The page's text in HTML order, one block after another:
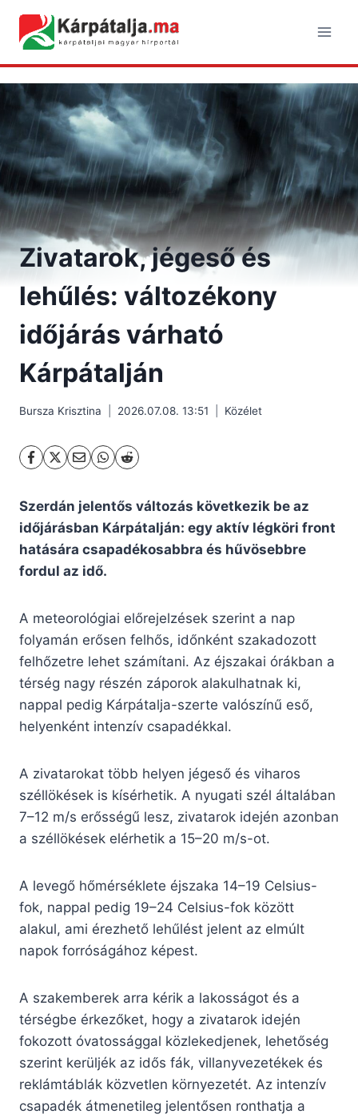
content
Zivatarok, jégeső és
lehűlés: változékony
időjárás várható
Kárpátalján
Bursza Krisztina 2026.07.08. 13:51 Közélet
Szerdán jelentős változás következik be az
időjárásban Kárpátalján: egy aktív légköri front
hatására csapadékosabbra és hűvösebbre
fordul az idő.
A meteorológiai előrejelzések szerint a nap
folyamán erősen felhős, időnként szakadozott
felhőzetre lehet számítani. Az éjszakai órákban a
térség nagy részén záporok alakulhatnak ki,
nappal pedig Kárpátalja-szerte valószínű eső,
helyenként intenzív csapadékkal.
A zivatarokat több helyen jégeső és viharos
széllökések is kísérhetik. A nyugati szél általában
7–12 m/s erősségű lesz, zivatarok idején azonban
a széllökések elérhetik a 15–20 m/s-ot.
A levegő hőmérséklete éjszaka 14–19 Celsius-
fok, nappal pedig 19–24 Celsius-fok között
alakul, ami érezhető lehűlést jelent az elmúlt
napok forróságához képest.
A szakemberek arra kérik a lakosságot és a
térségbe érkezőket, hogy a zivatarok idején
fokozott óvatossággal közlekedjenek, lehetőség
szerint kerüljék az idős fák, villanyvezetékek és
reklámtáblák közvetlen környezetét. Az intenzív
csapadék átmenetileg jelentősen ronthatja a